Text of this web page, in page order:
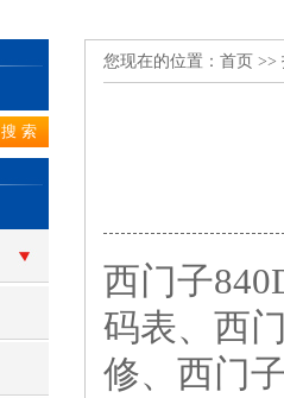
您现在的位置： 首页 >>
西门子
码表、西
修、西门